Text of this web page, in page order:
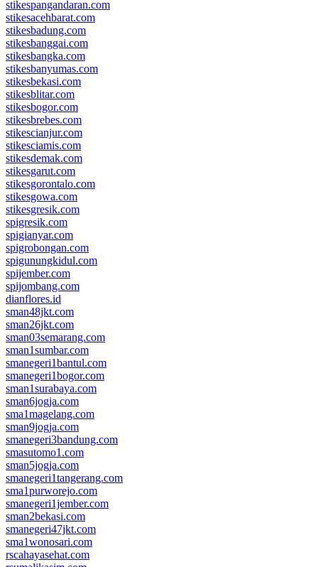
stikespangandaran.com
stikesacehbarat.com
stikesbadung.com
stikesbanggai.com
stikesbangka.com
stikesbanyumas.com
stikesbekasi.com
stikesblitar.com
stikesbogor.com
stikesbrebes.com
stikescianjur.com
stikesciamis.com
stikesdemak.com
stikesgarut.com
stikesgorontalo.com
stikesgowa.com
stikesgresik.com
spigresik.com
spigianyar.com
spigrobongan.com
spigunungkidul.com
spijember.com
spijombang.com
dianflores.id
sman48jkt.com
sman26jkt.com
sman03semarang.com
sman1sumbar.com
smanegeri1bantul.com
smanegeri1bogor.com
sman1surabaya.com
sman6jogja.com
sma1magelang.com
sman9jogja.com
smanegeri3bandung.com
smasutomo1.com
sman5jogja.com
smanegeri1tangerang.com
sma1purworejo.com
smanegeri1jember.com
sman2bekasi.com
smanegeri47jkt.com
sma1wonosari.com
rscahayasehat.com